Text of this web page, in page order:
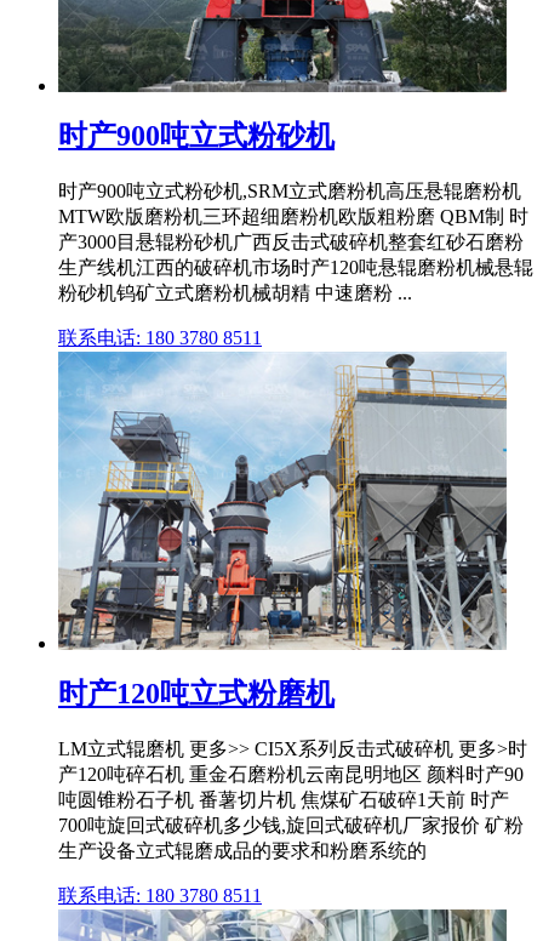
时产900吨立式粉砂机
时产900吨立式粉砂机,SRM立式磨粉机高压悬辊磨粉机
MTW欧版磨粉机三环超细磨粉机欧版粗粉磨 QBM制 时
产3000目悬辊粉砂机广西反击式破碎机整套红砂石磨粉
生产线机江西的破碎机市场时产120吨悬辊磨粉机械悬辊
粉砂机钨矿立式磨粉机械胡精 中速磨粉 ...
联系电话: 180 3780 8511
时产120吨立式粉磨机
LM立式辊磨机 更多>> CI5X系列反击式破碎机 更多>时
产120吨碎石机 重金石磨粉机云南昆明地区 颜料时产90
吨圆锥粉石子机 番薯切片机 焦煤矿石破碎1天前 时产
700吨旋回式破碎机多少钱,旋回式破碎机厂家报价 矿粉
生产设备立式辊磨成品的要求和粉磨系统的
联系电话: 180 3780 8511